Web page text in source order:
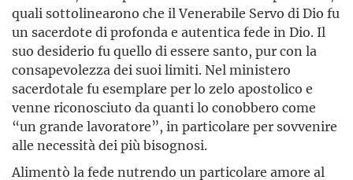
quali sottolinearono che il Venerabile Servo di Dio fu
un sacerdote di profonda e autentica fede in Dio. Il
suo desiderio fu quello di essere santo, pur con la
consapevolezza dei suoi limiti. Nel ministero
sacerdotale fu esemplare per lo zelo apostolico e
venne riconosciuto da quanti lo conobbero come
“un grande lavoratore”, in particolare per sovvenire
alle necessità dei più bisognosi.
Alimentò la fede nutrendo un particolare amore al